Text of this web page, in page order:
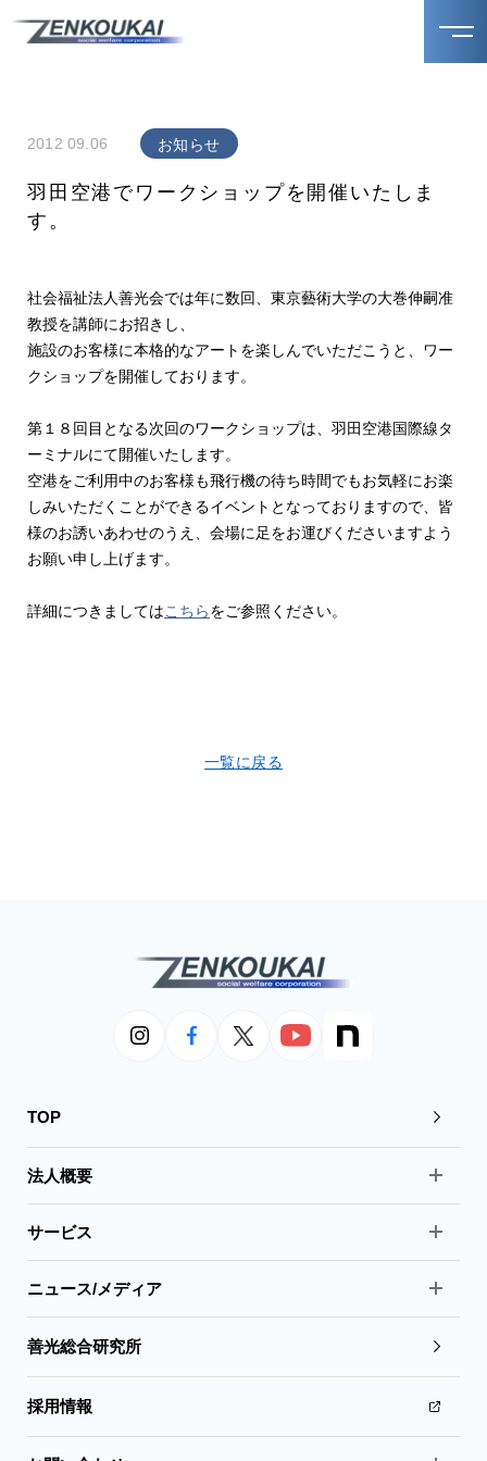
2012 09.06 お知らせ
羽田空港でワークショップを開催いたしま
す。
社会福祉法人善光会では年に数回、東京藝術大学の大巻伸嗣准
教授を講師にお招きし、
施設のお客様に本格的なアートを楽しんでいただこうと、ワー
クショップを開催しております。
第１８回目となる次回のワークショップは、羽田空港国際線タ
ーミナルにて開催いたします。
空港をご利用中のお客様も飛行機の待ち時間でもお気軽にお楽
しみいただくことができるイベントとなっておりますので、皆
様のお誘いあわせのうえ、会場に足をお運びくださいますよう
お願い申し上げます。
詳細につきましてはこちらをご参照ください。
一覧に戻る
TOP
法人概要
サービス
ニュース/メディア
善光総合研究所
採用情報